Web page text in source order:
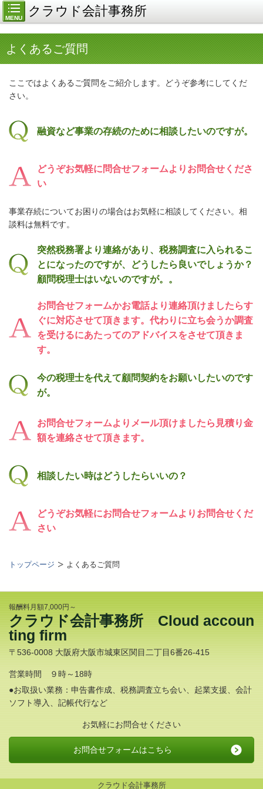
MENU クラウド会計事務所
よくあるご質問
ここではよくあるご質問をご紹介します。どうぞ参考にしてくだ
さい。
融資など事業の存続のために相談したいのですが。
どうぞお気軽に問合せフォームよりお問合せくださ
い
事業存続についてお困りの場合はお気軽に相談してください。相
談料は無料です。
突然税務署より連絡があり、税務調査に入られるこ
とになったのですが、どうしたら良いでしょうか？
顧問税理士はいないのですが。。
お問合せフォームかお電話より連絡頂けましたらす
ぐに対応させて頂きます。代わりに立ち会うか調査
を受けるにあたってのアドバイスをさせて頂きま
す。
今の税理士を代えて顧問契約をお願いしたいのです
が。
お問合せフォームよりメール頂けましたら見積り金
額を連絡させて頂きます。
相談したい時はどうしたらいいの？
どうぞお気軽にお問合せフォームよりお問合せくだ
さい
トップページ よくあるご質問
報酬料月額7,000円～
クラウド会計事務所 Cloud accoun
ting firm
〒536-0008 大阪府大阪市城東区関目二丁目6番26-415
営業時間 ９時～18時
●お取扱い業務：申告書作成、税務調査立ち会い、起業支援、会計
ソフト導入、記帳代行など
お気軽にお問合せください
お問合せフォームはこちら
クラウド会計事務所